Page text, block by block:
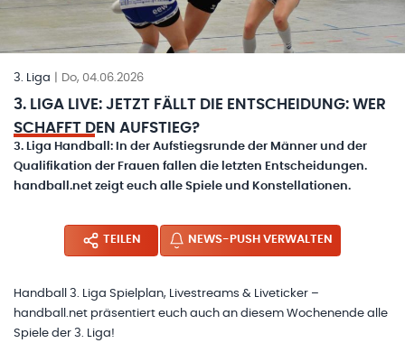
3. Liga Do, 04.06.2026
3. LIGA LIVE: JETZT FÄLLT DIE ENTSCHEIDUNG: WER
SCHAFFT DEN AUFSTIEG?
3. Liga Handball: In der Aufstiegsrunde der Männer und der
Qualifikation der Frauen fallen die letzten Entscheidungen.
handball.net zeigt euch alle Spiele und Konstellationen.
TEILEN NEWS-PUSH VERWALTEN
Handball 3. Liga Spielplan, Livestreams & Liveticker –
handball.net präsentiert euch auch an diesem Wochenende alle
Spiele der 3. Liga!